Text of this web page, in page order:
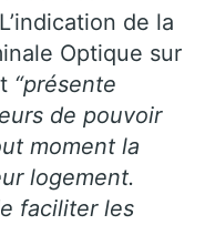
de la
Optique sur
“présente
de pouvoir
moment la
logement.
faciliter les